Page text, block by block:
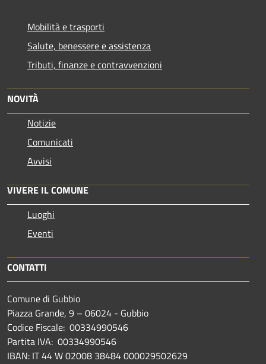
Mobilità e trasporti
Salute, benessere e assistenza
Tributi, finanze e contravvenzioni
NOVITÀ
Notizie
Comunicati
Avvisi
VIVERE IL COMUNE
Luoghi
Eventi
CONTATTI
Comune di Gubbio
Piazza Grande, 9 – 06024 - Gubbio
Codice Fiscale: 00334990546
Partita IVA: 00334990546
IBAN: IT 44 W 02008 38484 000029502629